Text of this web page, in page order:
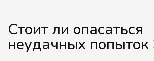
Стоит ли опасаться
неудачных